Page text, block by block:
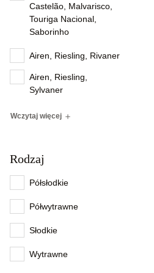
Castelão, Malvarisco,
Touriga Nacional,
Saborinho
Airen, Riesling, Rivaner
Airen, Riesling,
Sylvaner
Wczytaj więcej
Rodzaj
Półsłodkie
Półwytrawne
Słodkie
Wytrawne